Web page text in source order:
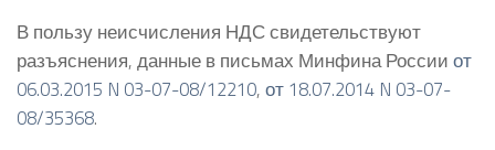
В пользу неисчисления НДС свидетельствуют
разъяснения, данные в письмах Минфина России от
06.03.2015 N 03-07-08/12210, от 18.07.2014 N 03-07-
08/35368.